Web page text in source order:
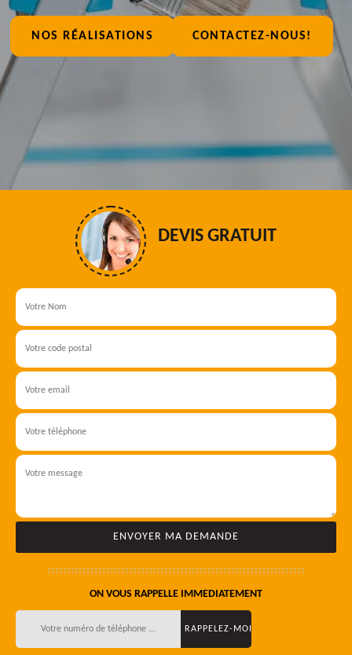
NOS RÉALISATIONS CONTACTEZ-NOUS!
DEVIS GRATUIT
ON VOUS RAPPELLE IMMEDIATEMENT